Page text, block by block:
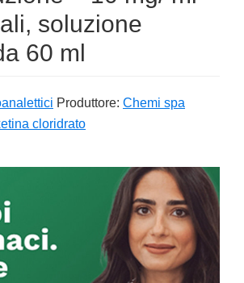
soluzione
60 ml
Produttore: Chemi spa
cloridrato